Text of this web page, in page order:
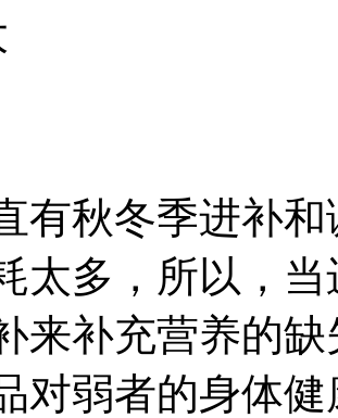
有秋冬季进补
太多，所以，
来补充营养的
对弱者的身体